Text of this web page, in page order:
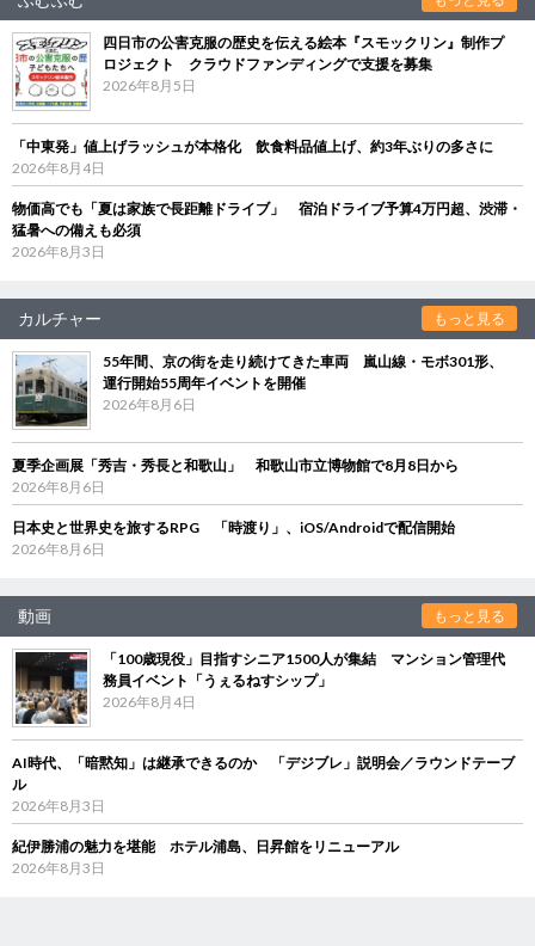
四日市の公害克服の歴史を伝える絵本『スモックリン』制作プ
ロジェクト クラウドファンディングで支援を募集
2026年8月5日
「中東発」値上げラッシュが本格化 飲食料品値上げ、約3年ぶりの多さに
2026年8月4日
物価高でも「夏は家族で長距離ドライブ」 宿泊ドライブ予算4万円超、渋滞・
猛暑への備えも必須
2026年8月3日
カルチャー もっと見る
55年間、京の街を走り続けてきた車両 嵐山線・モボ301形、
運行開始55周年イベントを開催
2026年8月6日
夏季企画展「秀吉・秀長と和歌山」 和歌山市立博物館で8月8日から
2026年8月6日
日本史と世界史を旅するRPG 「時渡り」、iOS/Androidで配信開始
2026年8月6日
動画 もっと見る
「100歳現役」目指すシニア1500人が集結 マンション管理代
務員イベント「うぇるねすシップ」
2026年8月4日
AI時代、「暗黙知」は継承できるのか 「デジブレ」説明会／ラウンドテーブ
ル
2026年8月3日
紀伊勝浦の魅力を堪能 ホテル浦島、日昇館をリニューアル
2026年8月3日